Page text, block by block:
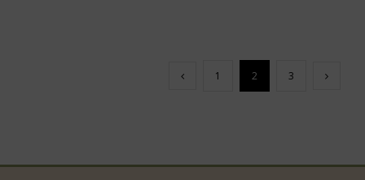
1 2 3